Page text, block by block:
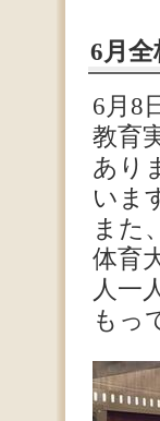
6月
6月8
教育
あり
いま
また
体育
人一
もっ